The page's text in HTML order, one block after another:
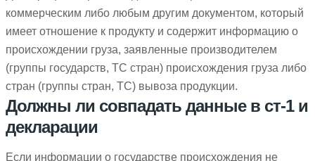
коммерческим либо любым другим документом, который
имеет отношение к продукту и содержит информацию о
происхождении груза, заявленные производителем
(группы государств, ТС стран) происхождения груза либо
стран (группы стран, ТС) вывоза продукции.
Должны ли совпадать данные в ст-1 и
декларации
Если информации о государстве происхождения не